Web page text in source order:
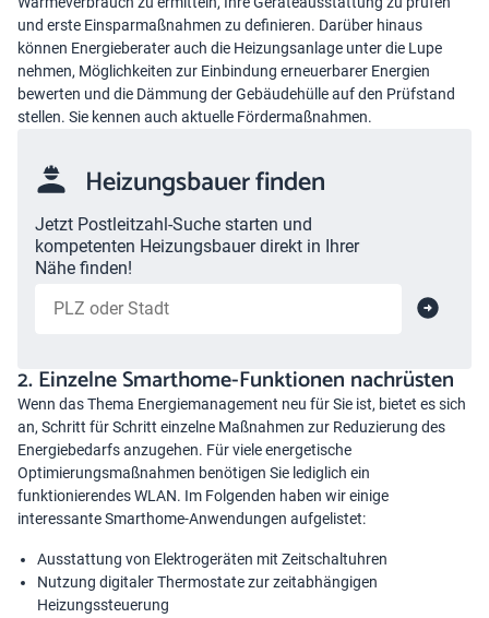
und erste Einsparmaßnahmen zu definieren. Darüber hinaus
können Energieberater auch die Heizungsanlage unter die Lupe
nehmen, Möglichkeiten zur Einbindung erneuerbarer Energien
bewerten und die Dämmung der Gebäudehülle auf den Prüfstand
stellen. Sie kennen auch aktuelle Fördermaßnahmen.
Heizungsbauer finden
Jetzt Postleitzahl-Suche starten und
kompetenten Heizungsbauer direkt in Ihrer
Nähe finden!
2. Einzelne Smarthome-Funktionen nachrüsten
Wenn das Thema Energiemanagement neu für Sie ist, bietet es sich
an, Schritt für Schritt einzelne Maßnahmen zur Reduzierung des
Energiebedarfs anzugehen. Für viele energetische
Optimierungsmaßnahmen benötigen Sie lediglich ein
funktionierendes WLAN. Im Folgenden haben wir einige
interessante Smarthome-Anwendungen aufgelistet:
Ausstattung von Elektrogeräten mit Zeitschaltuhren
Nutzung digitaler Thermostate zur zeitabhängigen
Heizungssteuerung